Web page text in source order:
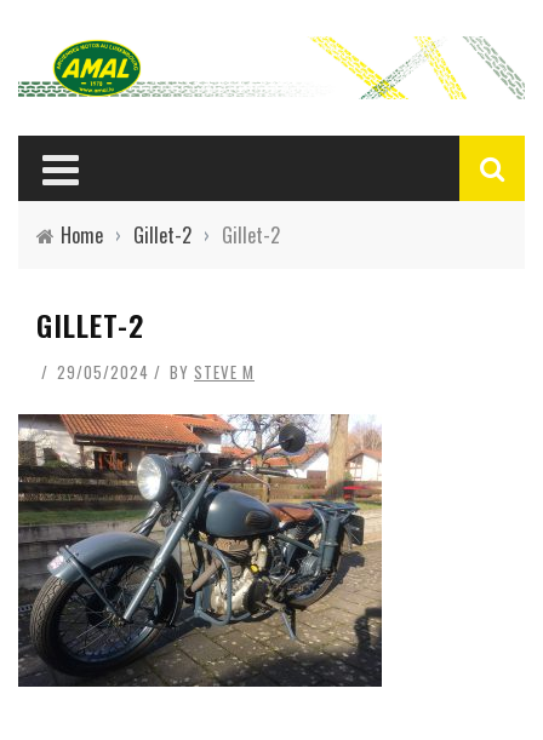
Home › Gillet-2 › Gillet-2
GILLET-2
29/05/2024 BY STEVE M